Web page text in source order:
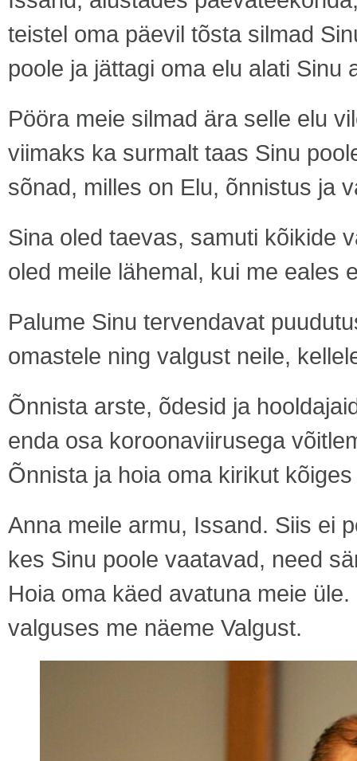
teistel oma päevil tõsta silmad
poole ja jättagi oma elu alati Sinu
Pööra meie silmad ära selle elu
viimaks ka surmalt taas Sinu
sõnad, milles on Elu, õnnistus ja
Sina oled taevas, samuti kõikide
oled meile lähemal, kui me eales
Palume Sinu tervendavat
omastele ning valgust neile,
Õnnista arste, õdesid ja
enda osa koroonaviirusega
Õnnista ja hoia oma kirikut
Anna meile armu, Issand. Siis ei
kes Sinu poole vaatavad, need
Hoia oma käed avatuna meie
valguses me näeme Valgust.